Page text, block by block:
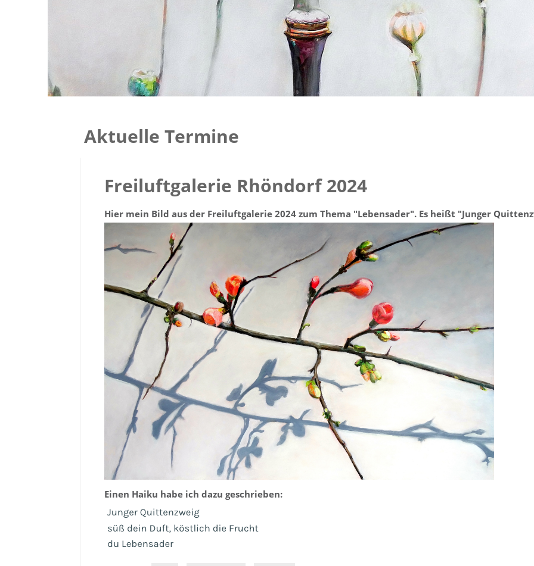
Aktuelle Termine
Freiluftgalerie Rhöndorf 2024
Hier mein Bild aus der Freiluftgalerie 2024 zum Thema "Lebensader". Es heißt "Junger
Einen Haiku habe ich dazu geschrieben: